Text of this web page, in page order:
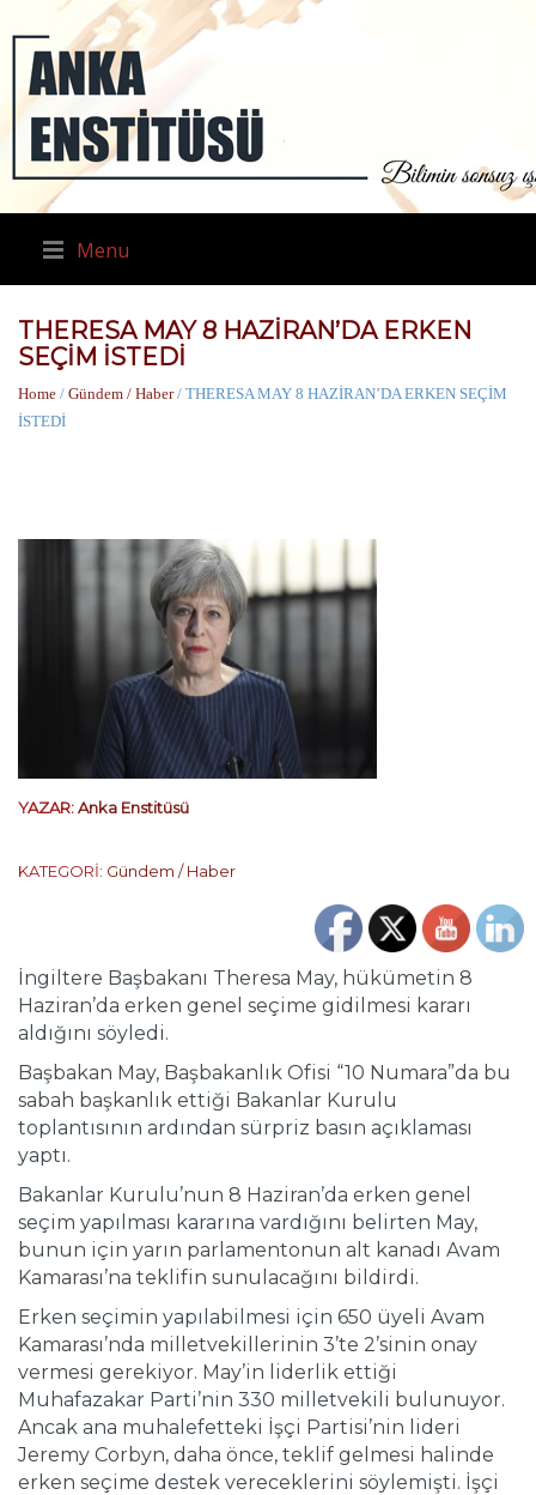
Menu
THERESA MAY 8 HAZİRAN’DA ERKEN
SEÇİM İSTEDİ
Home / Gündem / Haber/ THERESA MAY 8 HAZİRAN’DA ERKEN SEÇİM
İSTEDİ
YAZAR:Anka Enstitüsü
KATEGORİ: Gündem / Haber
İngiltere Başbakanı Theresa May, hükümetin 8
Haziran’da erken genel seçime gidilmesi kararı
aldığını söyledi.
Başbakan May, Başbakanlık Ofisi “10 Numara”da bu
sabah başkanlık ettiği Bakanlar Kurulu
toplantısının ardından sürpriz basın açıklaması
yaptı.
Bakanlar Kurulu’nun 8 Haziran’da erken genel
seçim yapılması kararına vardığını belirten May,
bunun için yarın parlamentonun alt kanadı Avam
Kamarası’na teklifin sunulacağını bildirdi.
Erken seçimin yapılabilmesi için 650 üyeli Avam
Kamarası’nda milletvekillerinin 3’te 2’sinin onay
vermesi gerekiyor. May’in liderlik ettiği
Muhafazakar Parti’nin 330 milletvekili bulunuyor.
Ancak ana muhalefetteki İşçi Partisi’nin lideri
Jeremy Corbyn, daha önce, teklif gelmesi halinde
erken seçime destek vereceklerini söylemişti. İşçi